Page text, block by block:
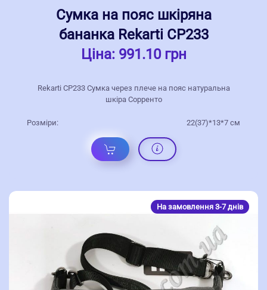
Сумка на пояс шкіряна
бананка Rekarti СР233
Ціна: 991.10 грн
Rekarti СР233 Сумка через плече на пояс натуральна
шкіра Сорренто
Розміри: 22(37)*13*7 см
На замовлення 3-7 днів